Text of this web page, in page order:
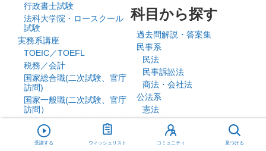
受講する ウィッシュリスト コミュニティ 見つける
行政書士試験
法科大学院・ロースクール
試験
実務系講座
TOEIC／TOEFL
税務／会計
国家総合職(二次試験、官庁
訪問)
国家一般職(二次試験、官庁
訪問）
国家専門職(国税・労基・財
務・裁判所）
都庁・特別区
科目から探す
過去問解説・答案集
民事系
民法
民事訴訟法
商法・会社法
公法系
憲法
刑法